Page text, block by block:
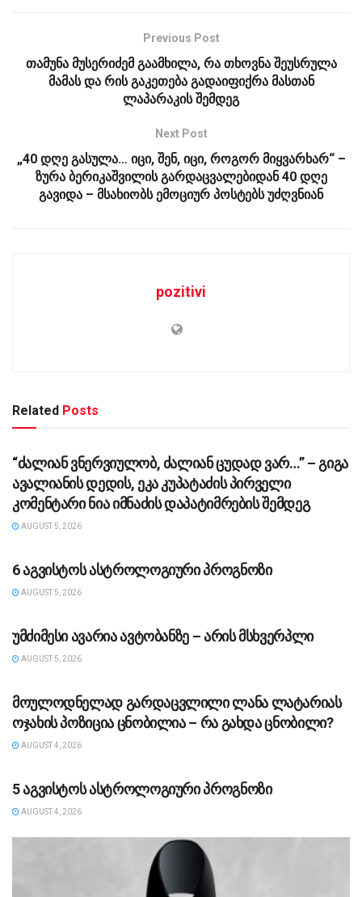
Previous Post
თამუნა მუსერიძემ გაამხილა, რა თხოვნა შეუსრულა
მამას და რის გაკეთება გადაიფიქრა მასთან
ლაპარაკის შემდეგ
Next Post
„40 დღე გასულა… იცი, შენ, იცი, როგორ მიყვარხარ“ –
ზურა ბერიკაშვილის გარდაცვალებიდან 40 დღე
გავიდა – მსახიობს ემოციურ პოსტებს უძღვნიან
pozitivi
Related Posts
ᲡᲐᲖᲝᲒᲐᲓᲝᲔᲑᲐ
“ძა­ლი­ან ვნერ­ვი­უ­ლობ, ძა­ლი­ან ცუ­დად ვარ…” – გიგა
ავა­ლი­ა­ნის დე­დის, ეკა კუ­პა­ტა­ძის პირველი
კომენტარი ნია იმნაძის დაპატიმრების შემდეგ
AUGUST 5, 2026
6 აგვისტოს ასტროლოგიური პროგნოზი
AUGUST 5, 2026
უმძიმესი ავარია ავტობანზე – არის მსხვერპლი
AUGUST 5, 2026
მოულოდნელად გარდაცვლილი ლანა ლატარიას
ოჯახის პოზიცია ცნობილია – რა გახდა ცნობილი?
AUGUST 4, 2026
5 აგვისტოს ასტროლოგიური პროგნოზი
AUGUST 4, 2026